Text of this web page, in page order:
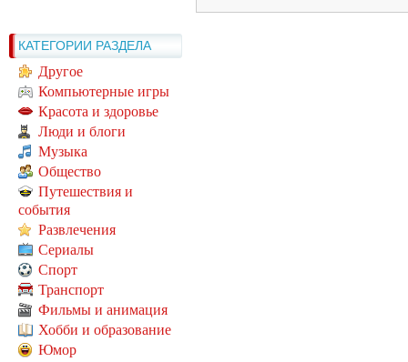
КАТЕГОРИИ РАЗДЕЛА
Другое
Компьютерные игры
Красота и здоровье
Люди и блоги
Музыка
Общество
Путешествия и
события
Развлечения
Сериалы
Спорт
Транспорт
Фильмы и анимация
Хобби и образование
Юмор